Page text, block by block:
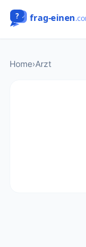
Home›Arzt